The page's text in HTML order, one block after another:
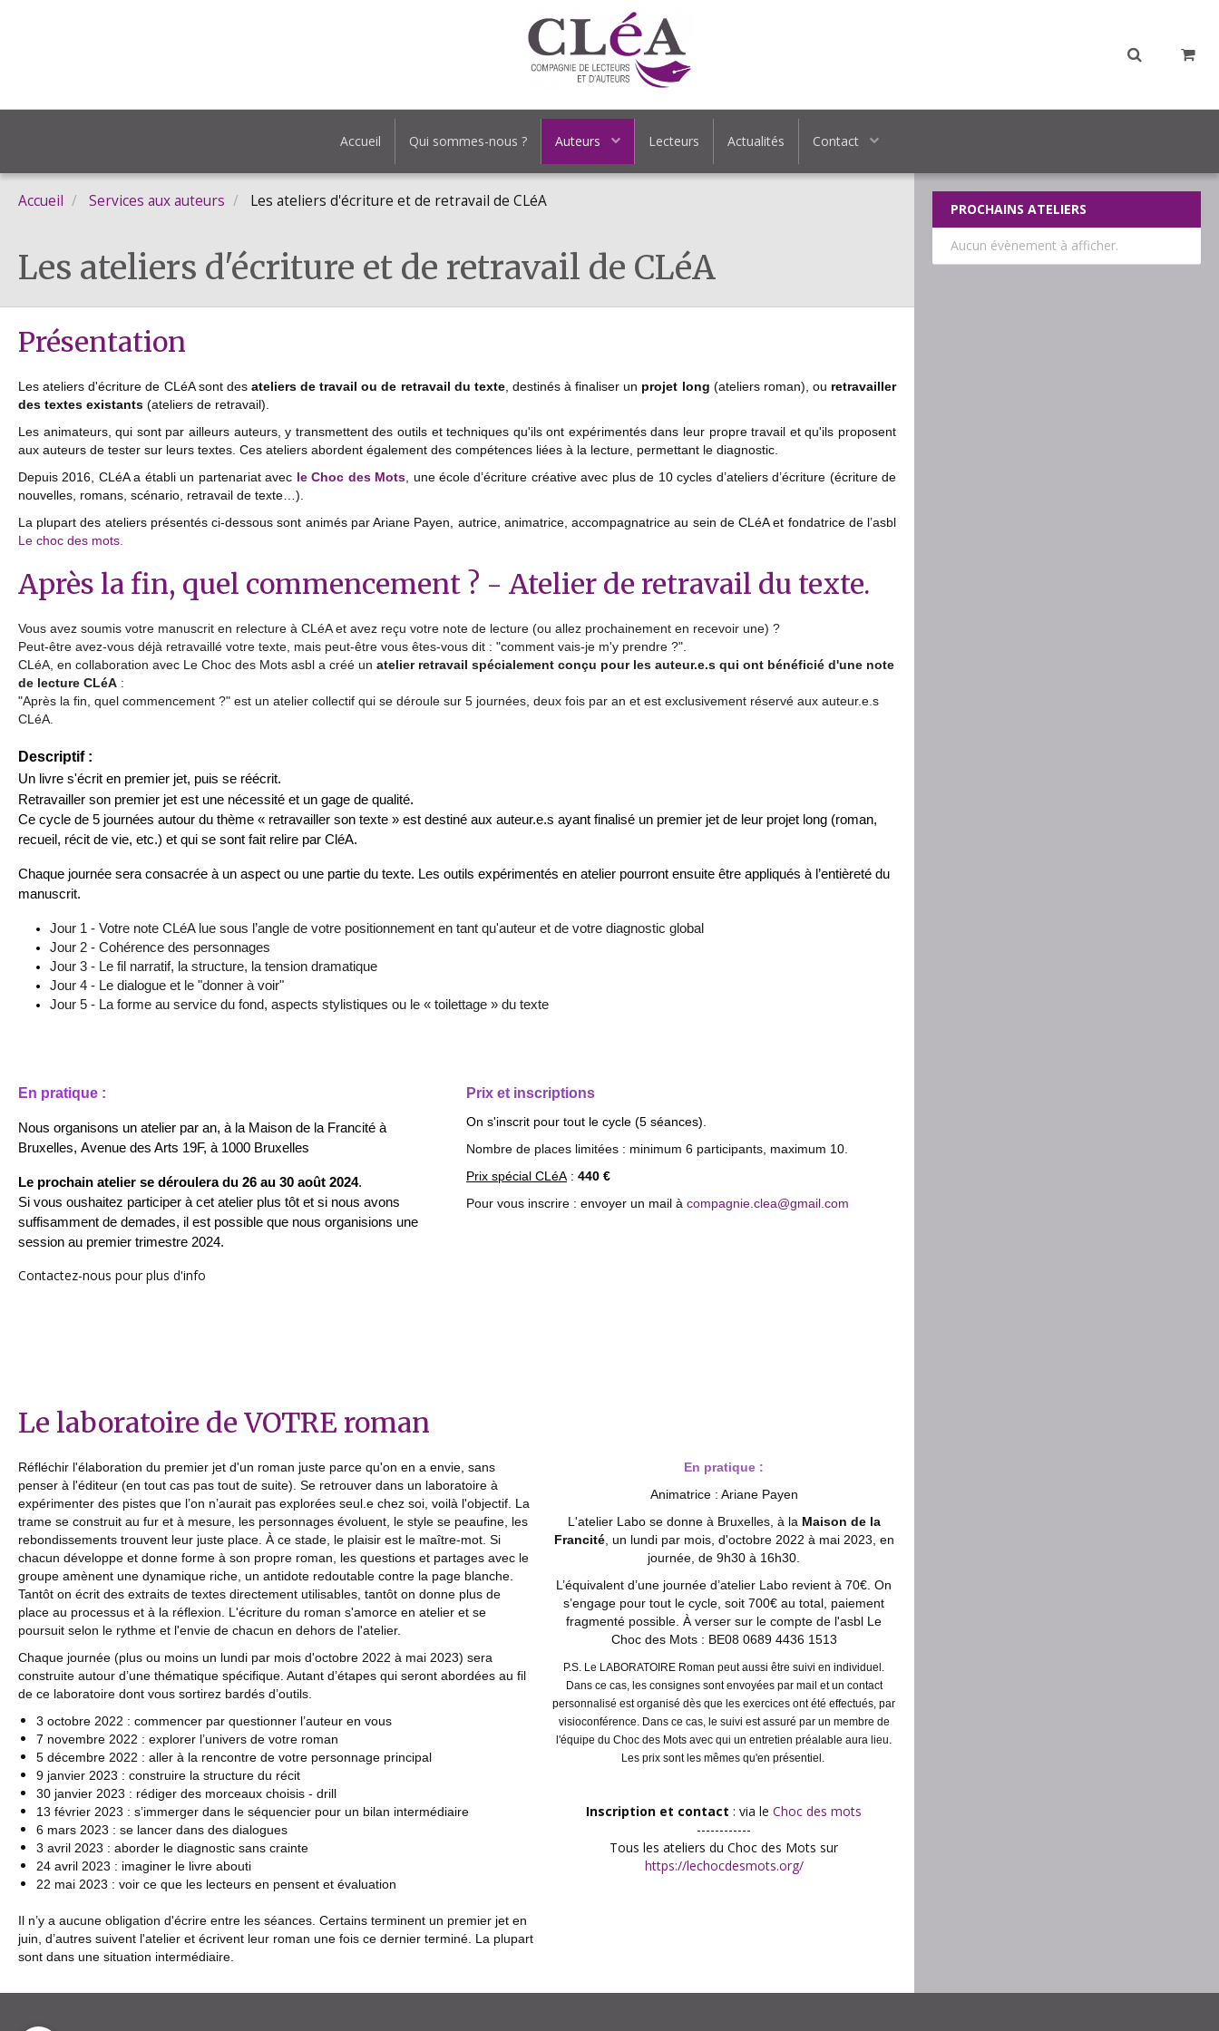
Accueil Qui sommes-nous ? Auteurs Lecteurs Actualités Contact
Accueil Services aux auteurs Les ateliers d'écriture et de retravail de CLéA
Les ateliers d'écriture et de retravail de CLéA
Présentation
Les ateliers d'écriture de CLéAsont des ateliers de travail ou de retravail du texte, destinés à finaliser un projet long (ateliers roman), ou retravailler
des textes existants (ateliers de retravail).
Les animateurs, qui sont par ailleurs auteurs, y transmettent des outils et techniques qu'ils ont expérimentés dans leur propre travail et qu'ils proposent
aux auteurs de tester sur leurs textes. Ces ateliers abordent également des compétences liées à la lecture, permettant le diagnostic.
Depuis 2016, CLéA a établi un partenariat avec le Choc des Mots , une école d’écriture créative avec plus de 10 cycles d’ateliers d’écriture (écriture de
nouvelles, romans, scénario, retravail de texte…).
La plupart des ateliers présentés ci-dessous sont animés par Ariane Payen, autrice, animatrice, accompagnatrice au sein de CLéA et fondatrice de l’asbl
Le choc des mots.
Après la fin, quel commencement ? - Atelier de retravail du texte.
Vous avez soumis votre manuscrit en relecture à CLéA et avez reçu votre note de lecture (ou allez prochainement en recevoir une) ?
Peut-être avez-vous déjà retravaillé votre texte, mais peut-être vous êtes-vous dit : "comment vais-je m'y prendre ?".
CLéA, en collaboration avec Le Choc des Mots asbl a créé un atelier retravail spécialement conçu pour les auteur.e.s qui ont bénéficié d'une note
de lecture CLéA :
"Après la fin, quel commencement ?" est un atelier collectif qui se déroule sur 5 journées, deux fois par an et est exclusivement réservé aux auteur.e.s
CLéA.
Descriptif :
Un livre s'écrit en premier jet, puis se réécrit.
Retravailler son premier jet est une nécessité et un gage de qualité.
Ce cycle de 5 journées autour du thème « retravailler son texte » est destiné aux auteur.e.s ayant finalisé un premier jet de leur projet long (roman,
recueil, récit de vie, etc.) et qui se sont fait relire par CléA.
Chaque journée sera consacrée à un aspect ou une partie du texte. Les outils expérimentés en atelier pourront ensuite être appliqués à l’entièreté du
manuscrit.
Jour 1 - Votre note CLéA lue sous l’angle de votre positionnement en tant qu'auteur et de votre diagnostic global
Jour 2 - Cohérence des personnages
Jour 3 - Le fil narratif, la structure, la tension dramatique
Jour 4 - Le dialogue et le "donner à voir"
Jour 5 - La forme au service du fond, aspects stylistiques ou le « toilettage » du texte
En pratique :
Nous organisons un atelier par an, à la Maison de la Francité à
Bruxelles, Avenue des Arts 19F, à 1000 Bruxelles
Le prochain atelier se déroulera du 26 au 30 août 2024.
Si vous oushaitez participer à cet atelier plus tôt et si nous avons
suffisamment de demades, il est possible que nous organisions une
session au premier trimestre 2024.
Contactez-nous pour plus d'info
Prix et inscriptions
On s'inscrit pour tout le cycle (5 séances).
Nombre de places limitées : minimum 6 participants, maximum 10.
Prix spécial CLéA : 440 €
Pour vous inscrire : envoyer un mail à compagnie.clea@gmail.com
Le laboratoire de VOTRE roman
Réfléchir l'élaboration du premier jet d'un roman juste parce qu'on en a envie, sans
penser à l'éditeur (en tout cas pas tout de suite). Se retrouver dans un laboratoire à
expérimenter des pistes que l’on n’aurait pas explorées seul.e chez soi, voilà l'objectif. La
trame se construit au fur et à mesure, les personnages évoluent, le style se peaufine, les
rebondissements trouvent leur juste place. À ce stade, le plaisir est le maître-mot. Si
chacun développe et donne forme à son propre roman, les questions et partages avec le
groupe amènent une dynamique riche, un antidote redoutable contre la page blanche.
Tantôt on écrit des extraits de textes directement utilisables, tantôt on donne plus de
place au processus et à la réflexion. L'écriture du roman s'amorce en atelier et se
poursuit selon le rythme et l'envie de chacun en dehors de l'atelier.
Chaque journée (plus ou moins un lundi par mois d'octobre 2022 à mai 2023) sera
construite autour d’une thématique spécifique. Autant d’étapes qui seront abordées au fil
de ce laboratoire dont vous sortirez bardés d’outils.
3 octobre 2022 : commencer par questionner l’auteur en vous
7 novembre 2022 : explorer l’univers de votre roman
5 décembre 2022 : aller à la rencontre de votre personnage principal
9 janvier 2023 : construire la structure du récit
30 janvier 2023 : rédiger des morceaux choisis - drill
13 février 2023 : s’immerger dans le séquencier pour un bilan intermédiaire
6 mars 2023 : se lancer dans des dialogues
3 avril 2023 : aborder le diagnostic sans crainte
24 avril 2023 : imaginer le livre abouti
22 mai 2023 : voir ce que les lecteurs en pensent et évaluation
Il n’y a aucune obligation d'écrire entre les séances. Certains terminent un premier jet en
juin, d’autres suivent l'atelier et écrivent leur roman une fois ce dernier terminé. La plupart
sont dans une situation intermédiaire.
En pratique :
Animatrice : Ariane Payen
L'atelier Labo se donne à Bruxelles, à la Maison de la
Francité, un lundi par mois, d'octobre 2022 à mai 2023, en
journée, de 9h30 à 16h30.
L’équivalent d’une journée d’atelier Labo revient à 70€. On
s’engage pour tout le cycle, soit 700€ au total, paiement
fragmenté possible. À verser sur le compte de l'asbl Le
Choc des Mots : BE08 0689 4436 1513
P.S. Le LABORATOIRE Roman peut aussi être suivi en individuel.
Dans ce cas, les consignes sont envoyées par mail et un contact
personnalisé est organisé dès que les exercices ont été effectués, par
visioconférence. Dans ce cas, le suivi est assuré par un membre de
l'équipe du Choc des Mots avec qui un entretien préalable aura lieu.
Les prix sont les mêmes qu'en présentiel.
Inscription et contact: via leChoc des mots
------------
Tous les ateliers du Choc des Mots sur
https://lechocdesmots.org/
PROCHAINS ATELIERS
Aucun évènement à afficher.